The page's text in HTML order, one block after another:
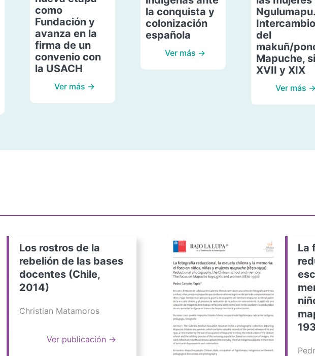
como
Fundación y
avanza en la
firma de un
convenio con
la USACH
Ver más →
la conquista y
colonización
española
Ver más →
Ngulumapu.
Intercambio
del
makuñ/
Mapuche,
XVII y XIX
Ver más →
Los rostros de la
rebelión de las bases
docentes (Chile,
2014)
Christian Matamoros
Ver publicación →
La